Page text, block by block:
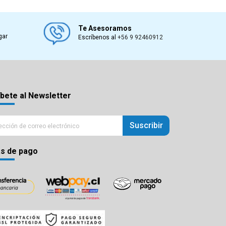
Te Asesoramos
Escríbenos al+56 9 92460912
al Newsletter
Suscribir
de pago